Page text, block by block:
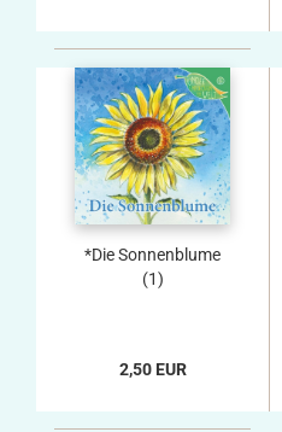
*Die Sonnenblume
(1)
2,50 EUR